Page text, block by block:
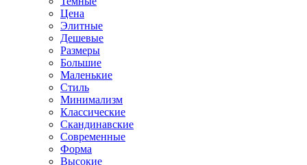
Цена
Элитные
Дешевые
Размеры
Большие
Маленькие
Стиль
Минимализм
Классические
Скандинавские
Современные
Форма
Высокие